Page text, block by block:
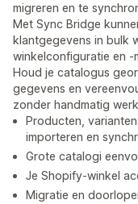
migreren en te
Met Sync Bridge
klantgegevens in bulk
winkelconfiguratie en -
Houd je catalogus
gegevens en
zonder handmatig
Producten,
importeren en
Grote catalogi
Je Shopify-winkel
Migratie en